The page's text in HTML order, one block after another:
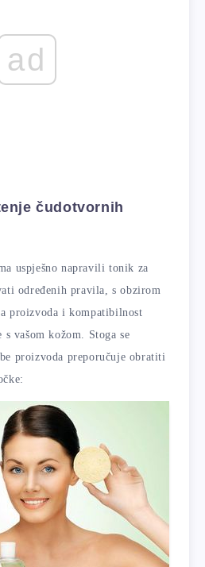
ad
čudotvornih
uspješno napravili tonik za
određenih pravila, s obzirom
proizvoda i kompatibilnost
vašom kožom. Stoga se
proizvoda preporučuje obratiti